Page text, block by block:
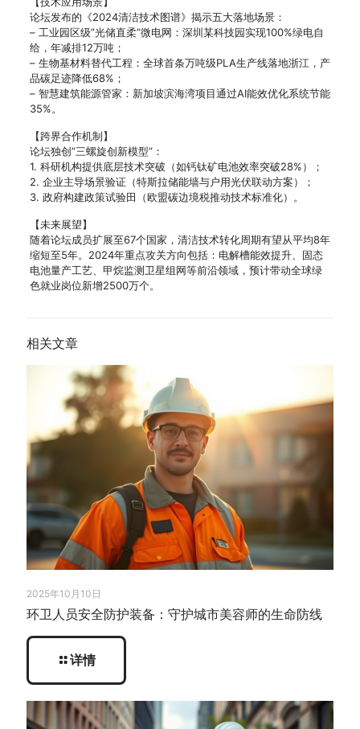
论坛发布的《2024清洁技术图谱》揭示五大落地场景：
– 工业园区级”光储直柔”微电网：深圳某科技园实现100%绿电自
给，年减排12万吨；
– 生物基材料替代工程：全球首条万吨级PLA生产线落地浙江，产
品碳足迹降低68%；
– 智慧建筑能源管家：新加坡滨海湾项目通过AI能效优化系统节能
35%。
【跨界合作机制】
论坛独创”三螺旋创新模型”：
1. 科研机构提供底层技术突破（如钙钛矿电池效率突破28%）；
2. 企业主导场景验证（特斯拉储能墙与户用光伏联动方案）；
3. 政府构建政策试验田（欧盟碳边境税推动技术标准化）。
【未来展望】
随着论坛成员扩展至67个国家，清洁技术转化周期有望从平均8年
缩短至5年。2024年重点攻关方向包括：电解槽能效提升、固态
电池量产工艺、甲烷监测卫星组网等前沿领域，预计带动全球绿
色就业岗位新增2500万个。
相关文章
2025年10月10日
环卫人员安全防护装备：守护城市美容师的生命防线
详情